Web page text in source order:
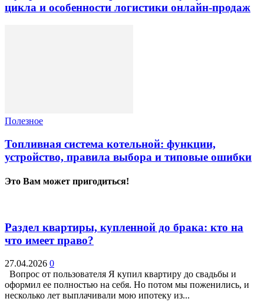
цикла и особенности логистики онлайн-продаж
Полезное
Топливная система котельной: функции,
устройство, правила выбора и типовые ошибки
Это Вам может пригодиться!
Раздел квартиры, купленной до брака: кто на
что имеет право?
27.04.2026 0
Вопрос от пользователя Я купил квартиру до свадьбы и
оформил ее полностью на себя. Но потом мы поженились, и
несколько лет выплачивали мою ипотеку из...